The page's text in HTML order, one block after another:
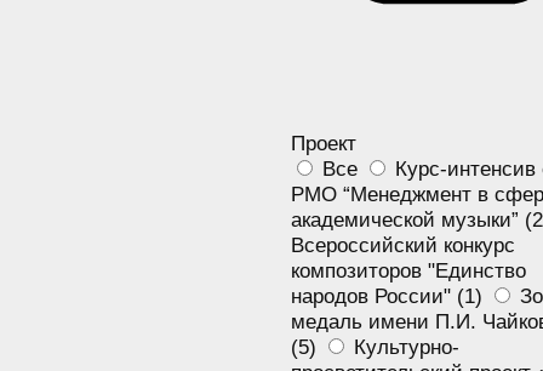
Проект
Все
Курс-интенсив
РМО “Менеджмент в
академической музыки” (2
Всероссийский конкурс
композиторов "Единство
народов России" (1)
медаль имени П.И.
(5)
Культурно-